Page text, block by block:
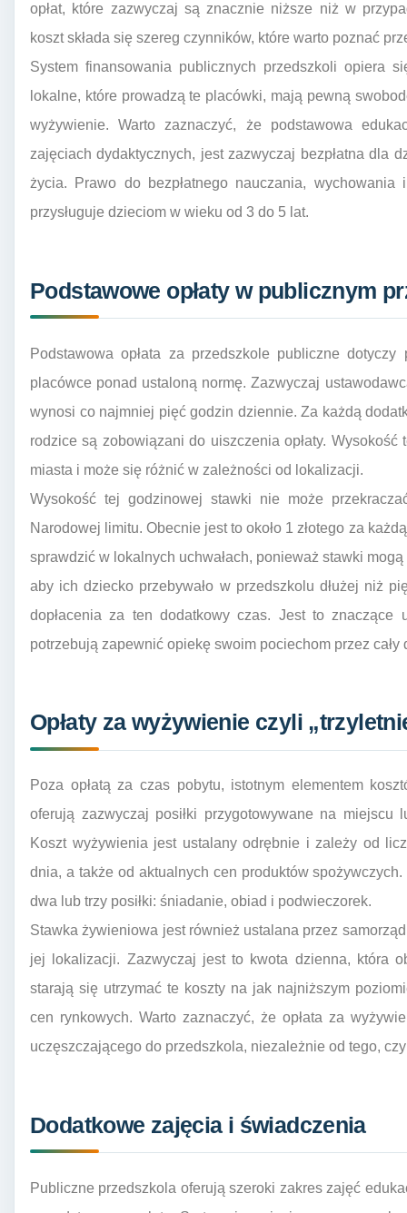
opłat, które zazwyczaj są znacznie niższe niż w
koszt składa się szereg czynników, które warto poznać
System finansowania publicznych przedszkoli opiera
lokalne, które prowadzą te placówki, mają pewną
wyżywienie. Warto zaznaczyć, że podstawowa
zajęciach dydaktycznych, jest zazwyczaj bezpłatna dla
życia. Prawo do bezpłatnego nauczania,
przysługuje dzieciom w wieku od 3 do 5 lat.
Podstawowe opłaty w publicznym
Podstawowa opłata za przedszkole publiczne
placówce ponad ustaloną normę. Zazwyczaj
wynosi co najmniej pięć godzin dziennie. Za każdą
rodzice są zobowiązani do uiszczenia opłaty.
miasta i może się różnić w zależności od lokalizacji.
Wysokość tej godzinowej stawki nie może
Narodowej limitu. Obecnie jest to około 1 złotego za
sprawdzić w lokalnych uchwałach, ponieważ stawki
aby ich dziecko przebywało w przedszkolu dłużej niż
dopłacenia za ten dodatkowy czas. Jest to znaczące
potrzebują zapewnić opiekę swoim pociechom przez cały
Opłaty za wyżywienie czyli
Poza opłatą za czas pobytu, istotnym elementem
oferują zazwyczaj posiłki przygotowywane na miejscu
Koszt wyżywienia jest ustalany odrębnie i zależy od
dnia, a także od aktualnych cen produktów
dwa lub trzy posiłki: śniadanie, obiad i podwieczorek.
Stawka żywieniowa jest również ustalana przez
jej lokalizacji. Zazwyczaj jest to kwota dzienna, która
starają się utrzymać te koszty na jak najniższym
cen rynkowych. Warto zaznaczyć, że opłata za
uczęszczającego do przedszkola, niezależnie od tego,
Dodatkowe zajęcia i świadczenia
Publiczne przedszkola oferują szeroki zakres zajęć